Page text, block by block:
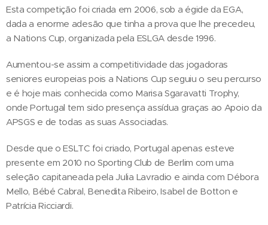
Esta competição foi criada em 2006, sob a égide da EGA,
dada a enorme adesão que tinha a prova que lhe precedeu,
a Nations Cup, organizada pela ESLGA desde 1996.
Aumentou-se assim a competitividade das jogadoras
seniores europeias pois a Nations Cup seguiu o seu percurso
e é hoje mais conhecida como Marisa Sgaravatti Trophy,
onde Portugal tem sido presença assídua graças ao Apoio da
APSGS e de todas as suas Associadas.
Desde que o ESLTC foi criado, Portugal apenas esteve
presente em 2010 no Sporting Club de Berlim com uma
seleção capitaneada pela Julia Lavradio e ainda com Débora
Mello, Bébé Cabral, Benedita Ribeiro, Isabel de Botton e
Patrícia Ricciardi.